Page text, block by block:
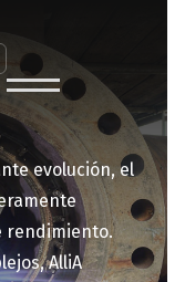
evolución, el
rendimiento.
AlliA